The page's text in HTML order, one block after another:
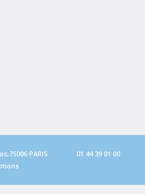
PARIS
01 44 39 01 00